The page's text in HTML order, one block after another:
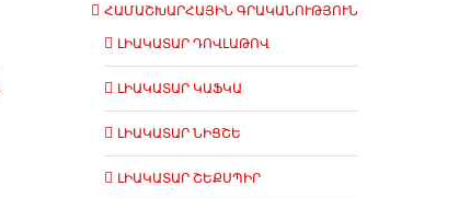
ՀԱՄԱՇԽԱՐՀԱՅԻՆ ԳՐԱԿԱՆՈՒԹՅՈՒՆ
ԼԻԱԿԱՏԱՐ ԴՈՎԼԱԹՈՎ
ԼԻԱԿԱՏԱՐ ԿԱՖԿԱ
ԼԻԱԿԱՏԱՐ ՆԻՑՇԵ
ԼԻԱԿԱՏԱՐ ՇԵՔՍՊԻՐ